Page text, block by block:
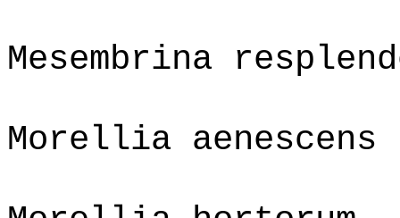
Mesembrina
Morellia aenescens